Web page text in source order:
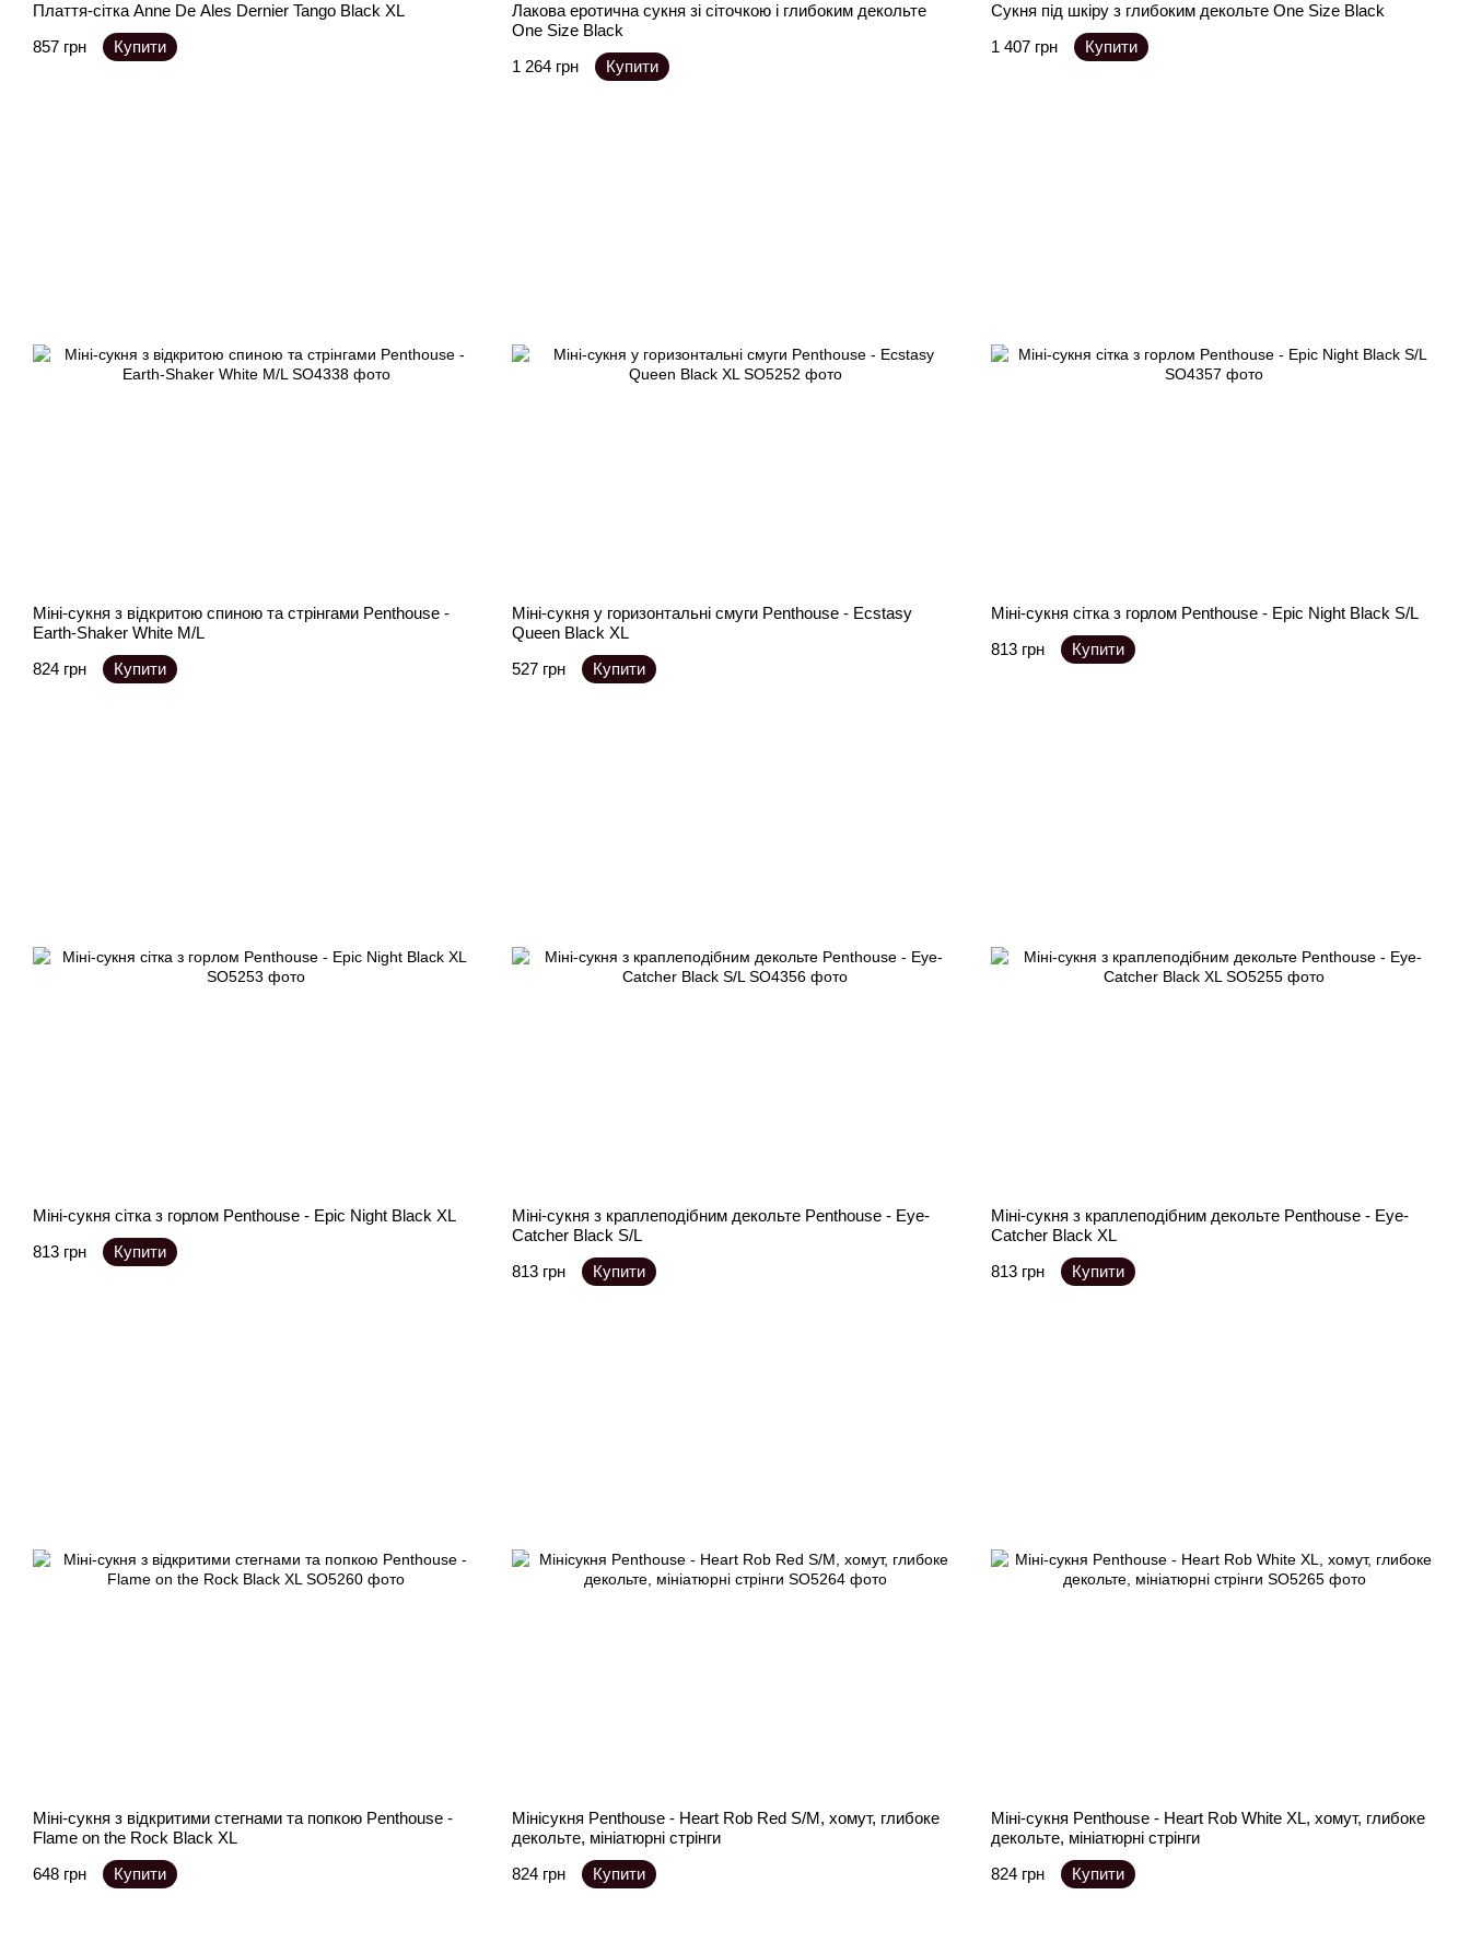
Плаття-сітка Anne De Ales Dernier Tango Black XL
857 грн
Купити
Лакова еротична сукня зі сіточкою і глибоким декольте
One Size Black
1 264 грн
Купити
Сукня під шкіру з глибоким декольте One Size Black
1 407 грн
Купити
Міні-сукня з відкритою спиною та стрінгами Penthouse -
Earth-Shaker White M/L
824 грн
Купити
Міні-сукня у горизонтальні смуги Penthouse - Ecstasy
Queen Black XL
527 грн
Купити
Міні-сукня сітка з горлом Penthouse - Epic Night Black S/L
813 грн
Купити
Міні-сукня сітка з горлом Penthouse - Epic Night Black XL
813 грн
Купити
Міні-сукня з краплеподібним декольте Penthouse - Eye-
Catcher Black S/L
813 грн
Купити
Міні-сукня з краплеподібним декольте Penthouse - Eye-
Catcher Black XL
813 грн
Купити
Міні-сукня з відкритими стегнами та попкою Penthouse -
Flame on the Rock Black XL
648 грн
Купити
Мінісукня Penthouse - Heart Rob Red S/M, хомут, глибоке
декольте, мініатюрні стрінги
824 грн
Купити
Міні-сукня Penthouse - Heart Rob White XL, хомут, глибоке
декольте, мініатюрні стрінги
824 грн
Купити